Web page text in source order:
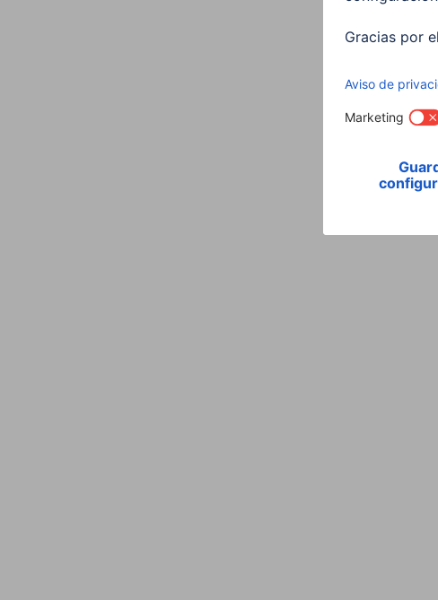
Descubrir todas las baterías externas de 10 000
Para poder cargar satisfactoriamente un portátil o
8000 y 12 000 mAh), se necesita una batería
sabiendo que se puede suministrar corriente al
Con una batería externa de esta capacidad se